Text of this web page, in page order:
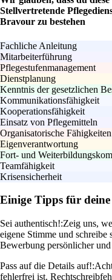
Stellvertretende
Bravour zu bestehen
Fachliche Anleitung
Mitarbeiterführung
Pflegestufenmanagement
Dienstplanung
Kenntnis der gesetzlichen
Kommunikationsfähigkeit
Kooperationsfähigkeit
Einsatz von Pflegemitteln
Organisatorische Fähigkeiten
Eigenverantwortung
Fort- und
Teamfähigkeit
Krisensicherheit
Einige Tipps für
Sei authentisch!:Zeig uns,
eigene Stimme und
Bewerbung persönlicher
Pass auf die Details auf!:
fehlerfrei ist.